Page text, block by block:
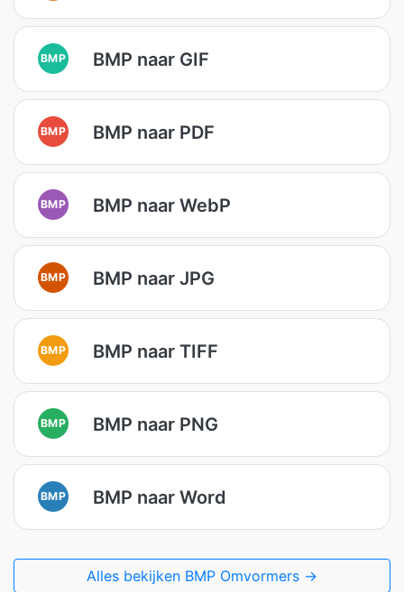
BMP BMP naar GIF
BMP BMP naar PDF
BMP BMP naar WebP
BMP BMP naar JPG
BMP BMP naar TIFF
BMP BMP naar PNG
BMP BMP naar Word
Alles bekijken BMP Omvormers →